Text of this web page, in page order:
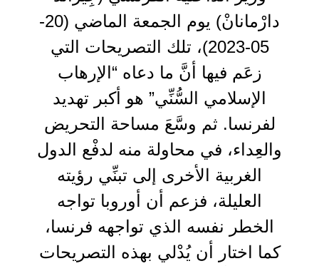
دارْمانانْ) يوم الجمعة الماضي (20-
05-2023)، تلك التصريحات التي
زعَم فيها أنَّ ما دعاه “الإرهاب
الإسلامي السُّنِّي” هو أكبر تهديد
لفرنسا. ثم وسَّعَ مساحة التحريض
والعِداء، في محاولة منه لدفْع الدول
الغربية الأخرى إلى تبنِّي رؤيته
العليلة، فزعم أن أوروبا تواجه
الخطر نفسه الذي تواجهه فرنسا،
كما اختار أن يُدْلي بهذه التصريحات